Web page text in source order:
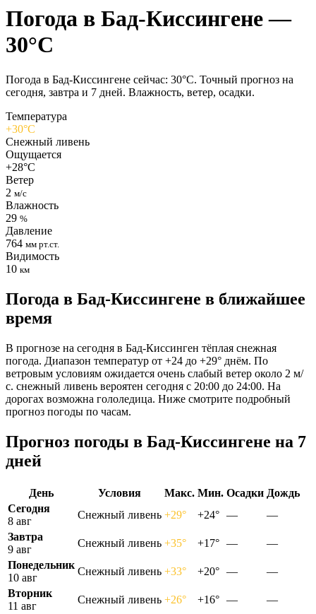
Погода в Бад-Киссингене —
30°C
Погода в Бад-Киссингене сейчас: 30°C. Точный прогноз на
сегодня, завтра и 7 дней. Влажность, ветер, осадки.
Температура
+30°C
Снежный ливень
Ощущается
+28°C
Ветер
2 м/с
Влажность
29 %
Давление
764 мм рт.ст.
Видимость
10 км
Погода в Бад-Киссингене в ближайшее
время
В прогнозе на сегодня в Бад-Киссинген тёплая снежная
погода. Диапазон температур от +24 до +29° днём. По
ветровым условиям ожидается очень слабый ветер около 2 м/
с. снежный ливень вероятен сегодня с 20:00 до 24:00. На
дорогах возможна гололедица. Ниже смотрите подробный
прогноз погоды по часам.
Прогноз погоды в Бад-Киссингене на 7
дней
День Условия Макс. Мин. Осадки Дождь
Сегодня
8 авг
Снежный ливень +29° +24° —
—
Завтра
9 авг
Снежный ливень +35° +17° —
—
Понедельник
10 авг
Снежный ливень +33° +20° —
—
Вторник
11 авг
Снежный ливень +26° +16° —
—